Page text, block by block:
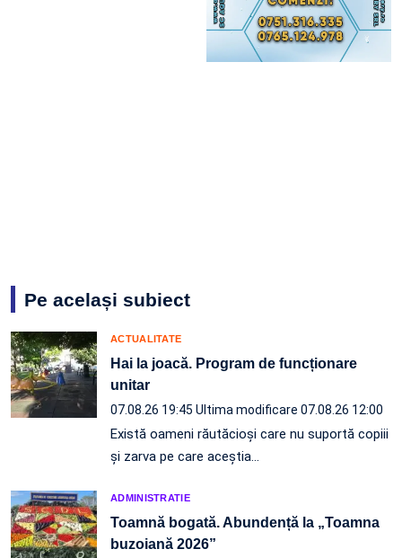
Pe același subiect
ACTUALITATE
Hai la joacă. Program de funcționare
unitar
07.08.26 19:45 Ultima modificare 07.08.26 12:00
Există oameni răutăcioși care nu suportă copiii
și zarva pe care aceștia…
ADMINISTRATIE
Toamnă bogată. Abundență la „Toamna
buzoiană 2026”